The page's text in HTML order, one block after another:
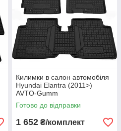
Килимки в салон автомобіля
Hyundai Elantra (2011>)
AVTO-Gumm
Готово до відправки
1 652 ₴/комплект